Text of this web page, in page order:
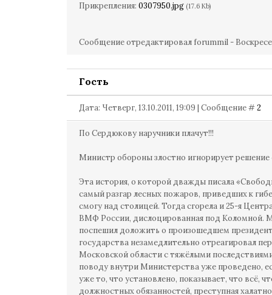
Прикрепления: 0307950.jpg (17.6 Kb)
Сообщение отредактировалforummil -
Гость
Дата: Четверг, 13.10.2011, 19:09 | Сообщение #2
По Сердюкову наручники плачут!!!
Министр обороны злостно игнорирует решение
Эта история, о которой дважды писала
самый разгар лесных пожаров, приведших к
смогу над столицей. Тогда сгорела и 25-я
ВМФ России, дислоцированная под Коломной.
поспешил доложить о произошедшем
государства незамедлительно отреагировал
Московской области с тяжёлыми
поводу внутри Министерства уже проведено,
уже то, что установлено, показывает, что всё,
должностных обязанностей, преступная